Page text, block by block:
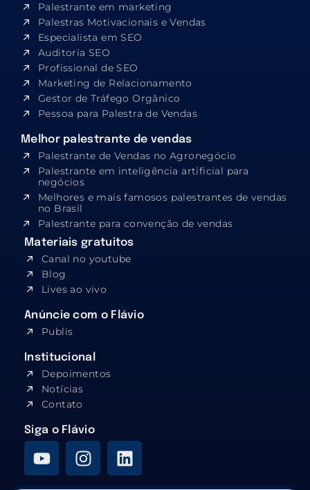
Palestrante em marketing
Palestras Motivacionais e Vendas
Especialista em SEO​
Auditoria SEO
Profissional de SEO
Marketing de Relacionamento
Gestor de Tráfego Orgânico
Pessoa para Palestra de Vendas
Melhor palestrante de vendas
Palestrante de Vendas no Agronegócio
Palestrante em inteligência artificial para
negócios
Melhores e mais famosos palestrantes de vendas
no Brasil
Palestrante para convenção de vendas
Materiais gratuitos
Canal no youtube
Blog
Lives ao vivo
Anúncie com o Flávio
Publis
Institucional
Depoimentos
Notícias
Contato
Siga o Flávio